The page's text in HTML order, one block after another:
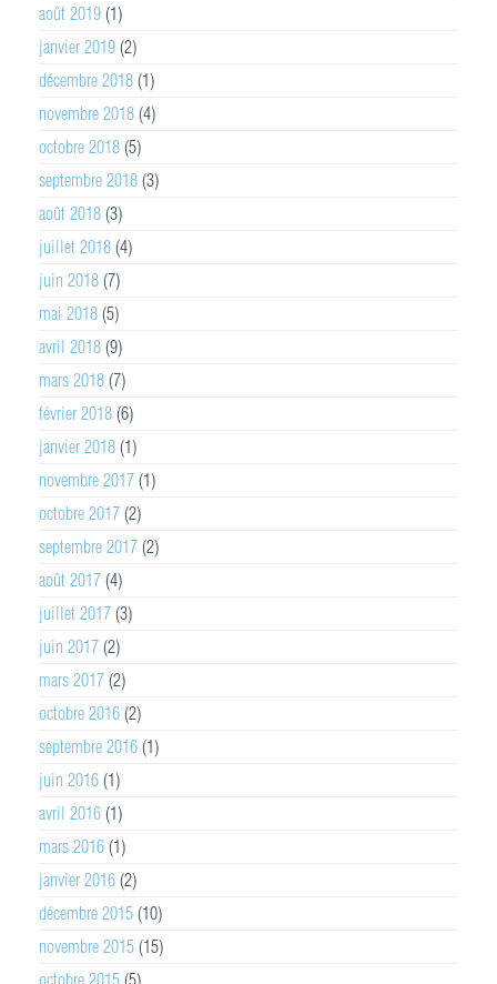
août 2019 (1)
janvier 2019 (2)
décembre 2018 (1)
novembre 2018 (4)
octobre 2018 (5)
septembre 2018 (3)
août 2018 (3)
juillet 2018 (4)
juin 2018 (7)
mai 2018 (5)
avril 2018 (9)
mars 2018 (7)
février 2018 (6)
janvier 2018 (1)
novembre 2017 (1)
octobre 2017 (2)
septembre 2017 (2)
août 2017 (4)
juillet 2017 (3)
juin 2017 (2)
mars 2017 (2)
octobre 2016 (2)
septembre 2016 (1)
juin 2016 (1)
avril 2016 (1)
mars 2016 (1)
janvier 2016 (2)
décembre 2015 (10)
novembre 2015 (15)
octobre 2015 (5)